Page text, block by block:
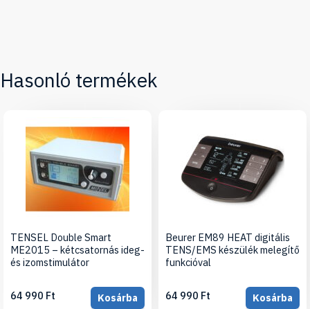
Hasonló termékek
TENSEL Double Smart
ME2015 – kétcsatornás ideg-
és izomstimulátor
64 990 Ft Kosárba
Beurer EM89 HEAT digitális
TENS/EMS készülék melegítő
funkcióval
64 990 Ft Kosárba